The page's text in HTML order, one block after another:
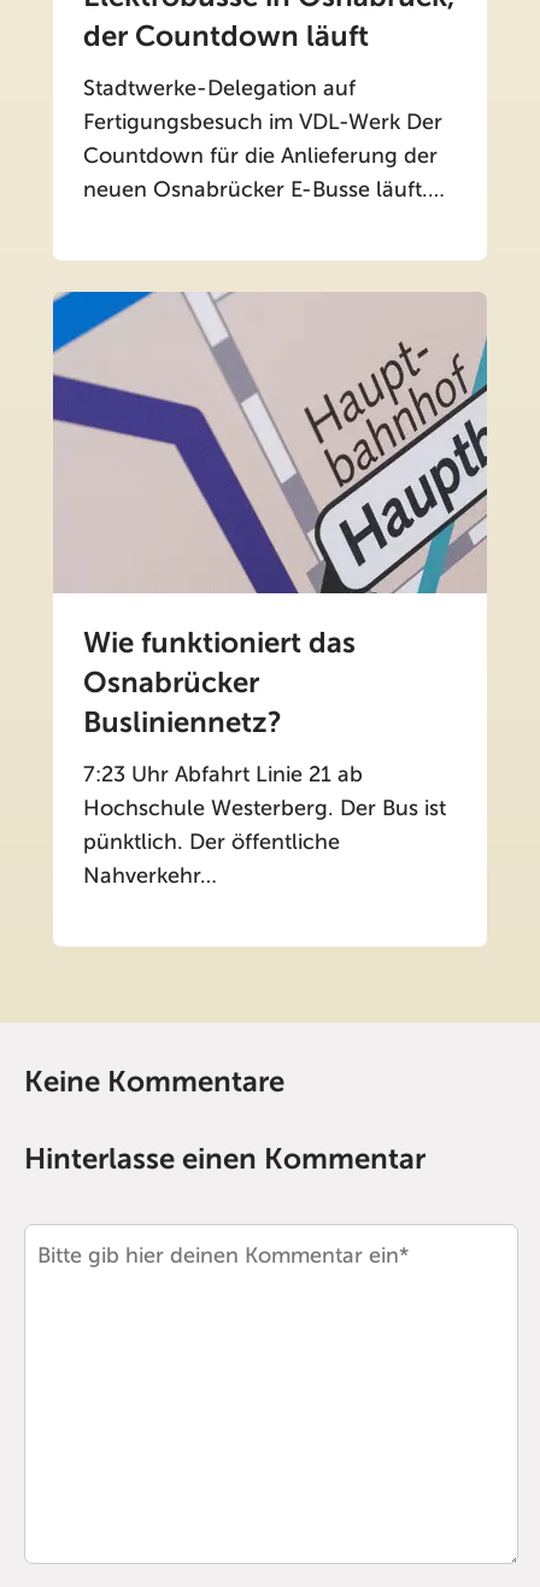
der Countdown läuft
Stadtwerke-Delegation auf
Fertigungsbesuch im VDL-Werk Der
Countdown für die Anlieferung der
neuen Osnabrücker E-Busse läuft.…
Wie funktioniert das
Osnabrücker
Busliniennetz?
7:23 Uhr Abfahrt Linie 21 ab
Hochschule Westerberg. Der Bus ist
pünktlich. Der öffentliche
Nahverkehr…
Keine Kommentare
Hinterlasse einen Kommentar